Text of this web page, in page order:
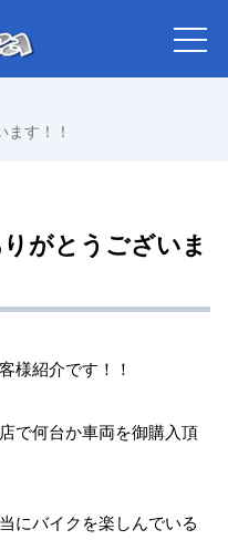
す！！
がとうございま
様紹介です！！
何台か車両を御購入頂
にバイクを楽しんでいる